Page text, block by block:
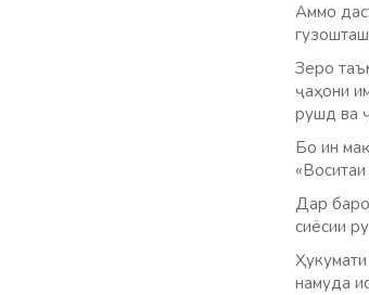
Аммо
Зеро
ҷаҳони
рушд ва
Бо ин
Дар
сиёсии
намуда